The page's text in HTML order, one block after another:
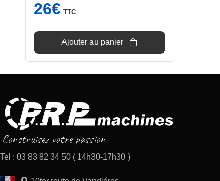
26€ TTC
Ajouter au panier
Tel : 03 83 82 34 50 ( 14h30-17h30 )